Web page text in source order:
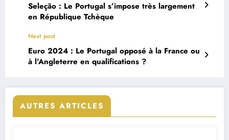
Seleção : Le Portugal s’impose très largement
en République Tchèque
Next post
Euro 2024 : Le Portugal opposé à la France ou
à l’Angleterre en qualifications ?
AUTRES ARTICLES